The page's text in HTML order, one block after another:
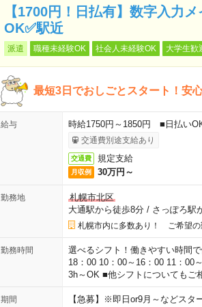
【1700円！日払有】数字入力
OK✅駅近
派遣 職種未経験OK 社会人未経験OK 大学生歓
最短3日でおしごとスタート！安
給与 時給1750円～1850円 ■日払い
交通費別途支給あり
交通費 規定支給
月収例 30万円～
勤務地
札幌市北区
大通駅から徒歩8分/ さっぽろ駅
札幌市内に多数あり！ ご希望の
勤務時間
選べるシフト！働きやすい時間
18：00 10：00～16：00 11：00
3h～OK ■他シフトについてもご
期間 【急募】※即日or9月～などスタ